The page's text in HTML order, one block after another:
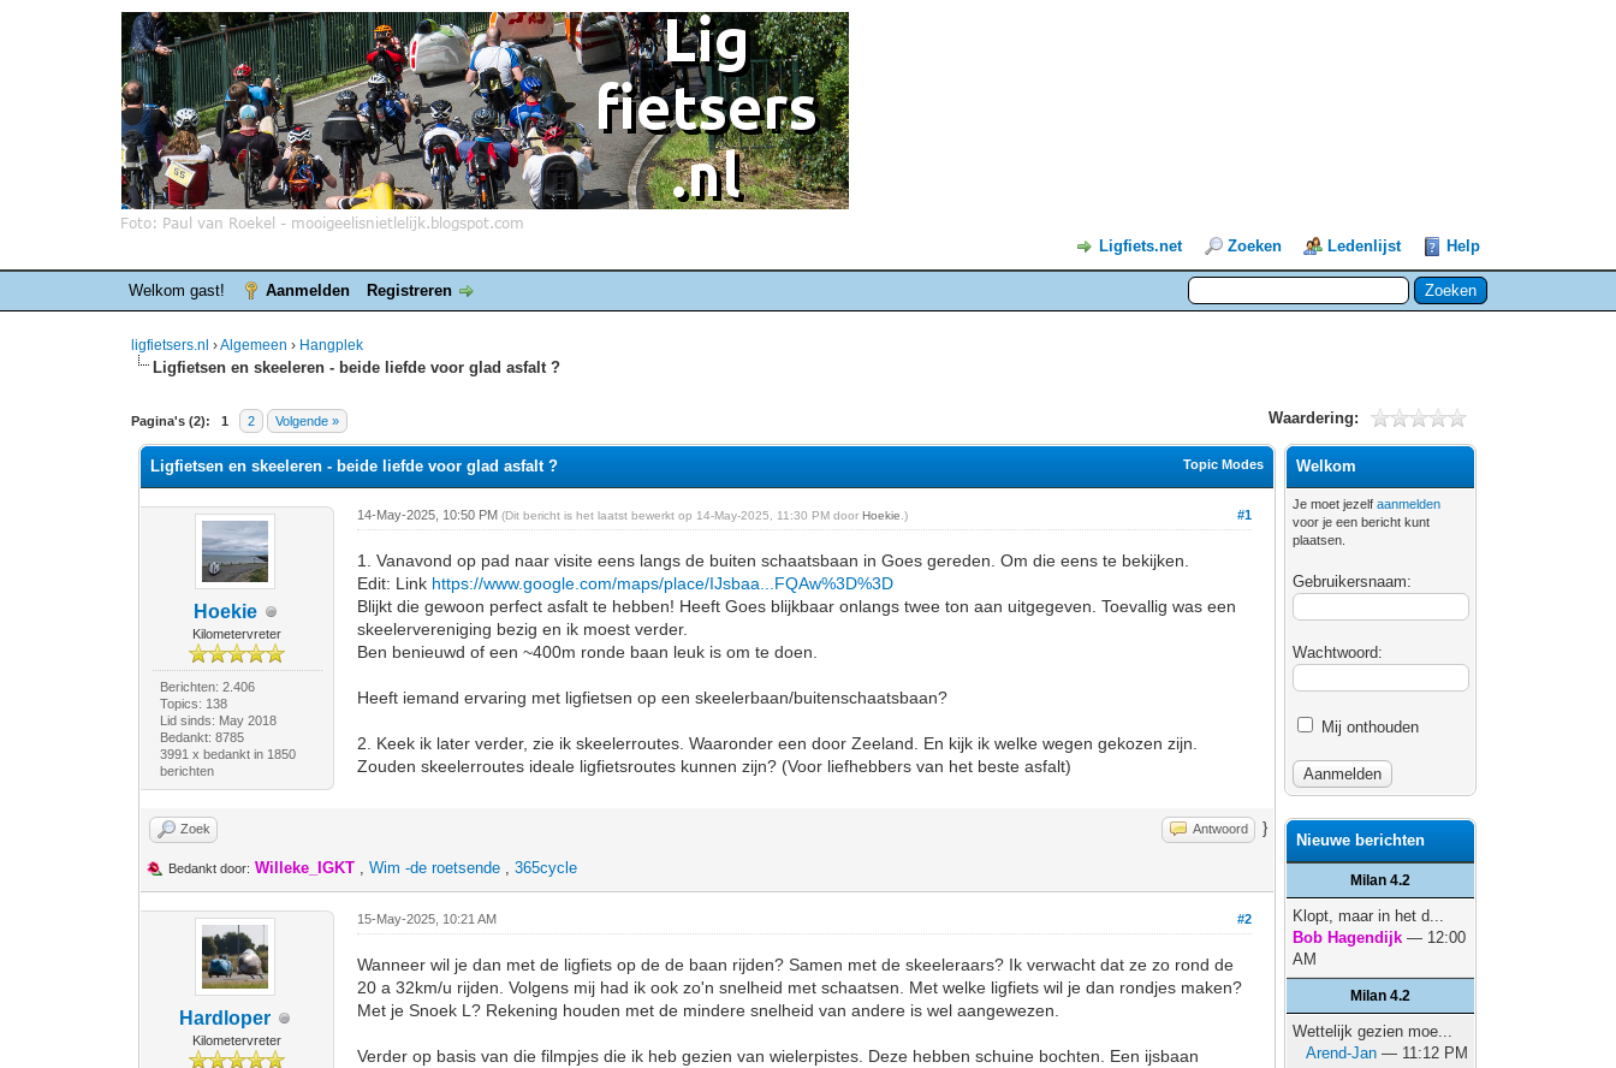
Ligfiets.net Zoeken Ledenlijst Help
Welkom gast! Aanmelden Registreren
ligfietsers.nl ›Algemeen › Hangplek
Ligfietsen en skeeleren - beide liefde voor glad asfalt ?
Pagina's (2): 1 2 Volgende » Waardering:
0 stemmen - gemiddelde waardering is 0
1
2
3
4
5
Topic Modes
Ligfietsen en skeeleren - beide liefde voor glad asfalt ?
Hoekie
Kilometervreter
Berichten: 2.406
Topics: 138
Lid sinds: May 2018
Bedankt: 8785
3991 x bedankt in 1850
berichten
#1
14-May-2025, 10:50 PM(Dit bericht is het laatst bewerkt op 14-May-2025, 11:30 PM doorHoekie .)
1. Vanavond op pad naar visite eens langs de buiten schaatsbaan in Goes gereden. Om die eens te bekijken.
Edit: Link https://www.google.com/maps/place/IJsbaa...FQAw%3D%3D
Blijkt die gewoon perfect asfalt te hebben! Heeft Goes blijkbaar onlangs twee ton aan uitgegeven. Toevallig was een
skeelervereniging bezig en ik moest verder.
Ben benieuwd of een ~400m ronde baan leuk is om te doen.
Heeft iemand ervaring met ligfietsen op een skeelerbaan/buitenschaatsbaan?
2. Keek ik later verder, zie ik skeelerroutes. Waaronder een door Zeeland. En kijk ik welke wegen gekozen zijn.
Zouden skeelerroutes ideale ligfietsroutes kunnen zijn? (Voor liefhebbers van het beste asfalt)
Zoek Antwoord }
Bedankt door: Willeke_IGKT ,Wim -de roetsende ,365cycle
Hardloper
Kilometervreter
#2
15-May-2025, 10:21 AM
Wanneer wil je dan met de ligfiets op de de baan rijden? Samen met de skeeleraars? Ik verwacht dat ze zo rond de
20 a 32km/u rijden. Volgens mij had ik ook zo'n snelheid met schaatsen. Met welke ligfiets wil je dan rondjes maken?
Met je Snoek L? Rekening houden met de mindere snelheid van andere is wel aangewezen.
Verder op basis van die filmpjes die ik heb gezien van wielerpistes. Deze hebben schuine bochten. Een ijsbaan
Welkom
Je moet jezelfaanmelden
voor je een bericht kunt
plaatsen.
Gebruikersnaam:
Wachtwoord:
Mij onthouden
Nieuwe berichten
Milan 4.2
Klopt, maar in het d...
Bob Hagendijk — 12:00
AM
Milan 4.2
Wettelijk gezien moe...
Arend-Jan — 11:12 PM